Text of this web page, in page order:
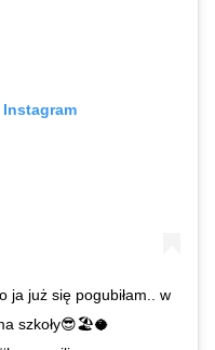
ja już się pogubiłam.. w
szkoły😎🏖🥥